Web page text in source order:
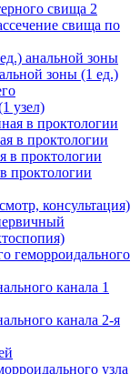
свища 2
свища по
анальной зоны
зоны (1 ед.)
узел)
в проктологии
в проктологии
в проктологии
проктологии
консультация)
геморроидального
канала 1
канала 2-я
узла